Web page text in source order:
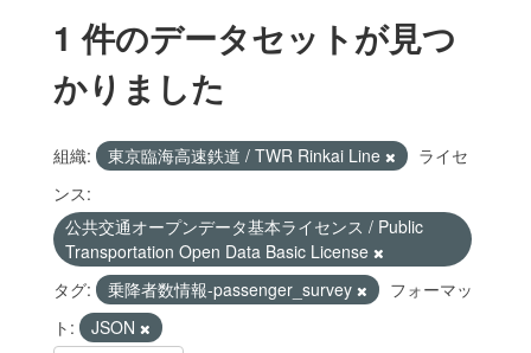
1 件のデータセットが見つ
かりました
組織: 東京臨海高速鉄道 / TWR Rinkai Line
ライセ
ンス:
公共交通オープンデータ基本ライセンス / Public
Transportation Open Data Basic License
タグ:
乗降者数情報-passenger_survey
フォーマッ
ト:
JSON